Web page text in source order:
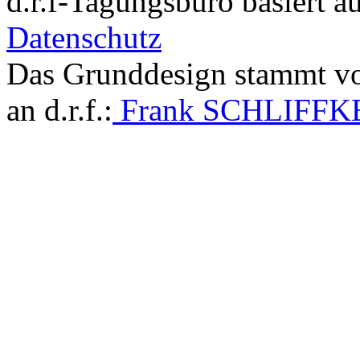
Datenschutz
Das Grunddesign stammt
an d.r.f.: Frank